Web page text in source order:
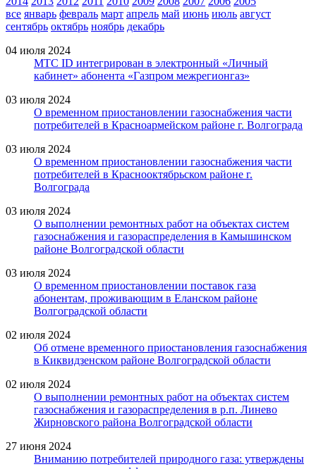
все январь февраль март апрель май июнь июль август
сентябрь октябрь ноябрь декабрь
04 июля 2024
МТС ID интегрирован в электронный «Личный
кабинет» абонента «Газпром межрегионгаз»
03 июля 2024
О временном приостановлении газоснабжения части
потребителей в Красноармейском районе г. Волгограда
03 июля 2024
О временном приостановлении газоснабжения части
потребителей в Краснооктябрьском районе г.
Волгограда
03 июля 2024
О выполнении ремонтных работ на объектах систем
газоснабжения и газораспределения в Камышинском
районе Волгоградской области
03 июля 2024
О временном приостановлении поставок газа
абонентам, проживающим в Еланском районе
Волгоградской области
02 июля 2024
Об отмене временного приостановления газоснабжения
в Киквидзенском районе Волгоградской области
02 июля 2024
О выполнении ремонтных работ на объектах систем
газоснабжения и газораспределения в р.п. Линево
Жирновского района Волгоградской области
27 июня 2024
Вниманию потребителей природного газа: утверждены